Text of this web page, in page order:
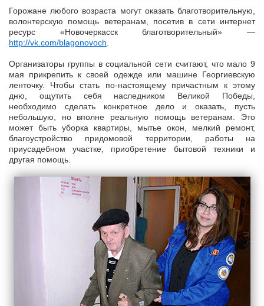
Горожане любого возраста могут оказать благотворительную,
волонтерскую помощь ветеранам, посетив в сети интернет
ресурс «Новочеркасск благотворительный» —
http://vk.com/blagonovoch
Организаторы группы в социальной сети считают, что мало 9
мая прикрепить к своей одежде или машине Георгиевскую
ленточку. Чтобы стать по-настоящему причастным к этому
дню, ощутить себя наследником Великой Победы,
необходимо сделать конкретное дело и оказать, пусть
небольшую, но вполне реальную помощь ветеранам. Это
может быть уборка квартиры, мытье окон, мелкий ремонт,
благоустройство придомовой территории, работы на
приусадебном участке, приобретение бытовой техники и
другая помощь.